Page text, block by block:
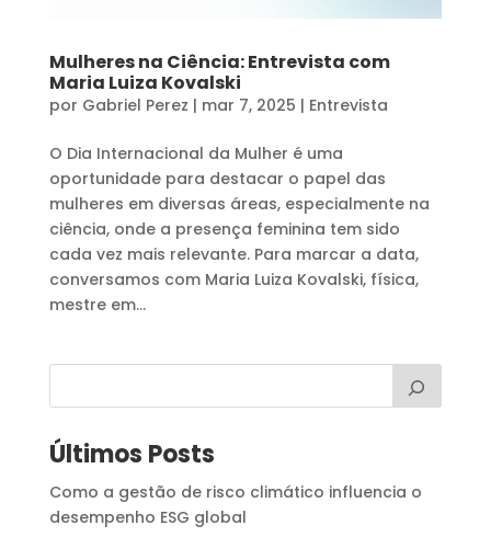
Mulheres na Ciência: Entrevista com
Maria Luiza Kovalski
por Gabriel Perez | mar 7, 2025 | Entrevista
O Dia Internacional da Mulher é uma
oportunidade para destacar o papel das
mulheres em diversas áreas, especialmente na
ciência, onde a presença feminina tem sido
cada vez mais relevante. Para marcar a data,
conversamos com Maria Luiza Kovalski, física,
mestre em...
Últimos Posts
Como a gestão de risco climático influencia o
desempenho ESG global